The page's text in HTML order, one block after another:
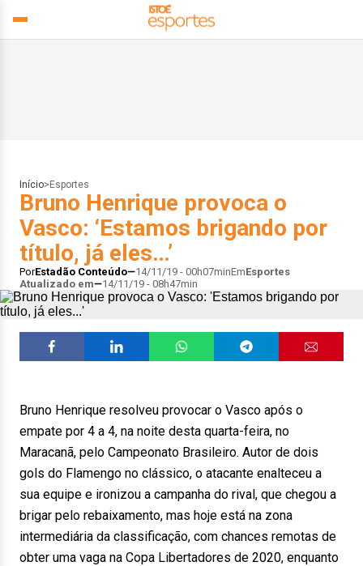
Início> Esportes
Bruno Henrique provoca o
Vasco: ‘Estamos brigando por
título, já eles…’
PorEstadão Conteúdo 14/11/19 - 00h07minEmEsportes
Atualizado em
14/11/19 - 08h47min
Bruno Henrique resolveu provocar o Vasco após o
empate por 4 a 4, na noite desta quarta-feira, no
Maracanã, pelo Campeonato Brasileiro. Autor de dois
gols do Flamengo no clássico, o atacante enalteceu a
sua equipe e ironizou a campanha do rival, que chegou a
brigar pelo rebaixamento, mas hoje está na zona
intermediária da classificação, com chances remotas de
obter uma vaga na Copa Libertadores de 2020, enquanto